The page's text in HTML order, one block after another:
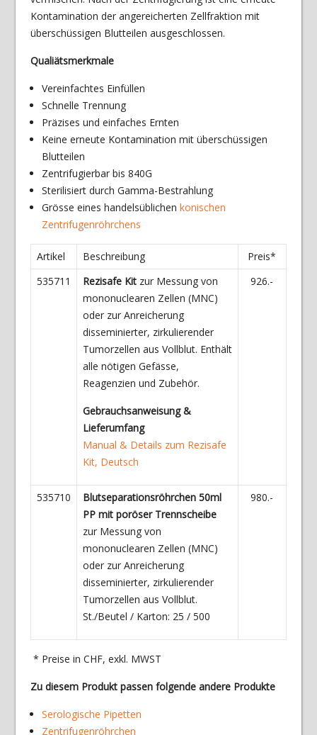
Kontamination der angereicherten Zellfraktion mit
überschüssigen Blutteilen ausgeschlossen.
Qualiätsmerkmale
Vereinfachtes Einfüllen
Schnelle Trennung
Präzises und einfaches Ernten
Keine erneute Kontamination mit überschüssigen
Blutteilen
Zentrifugierbar bis 840G
Sterilisiert durch Gamma-Bestrahlung
Grösse eines handelsüblichen konischen
Zentrifugenröhrchens
Artikel Beschreibung
Preis*
535711
Rezisafe Kitzur Messung von
mononuclearen Zellen (MNC)
oder zur Anreicherung
disseminierter, zirkulierender
Tumorzellen aus Vollblut. Enthält
alle nötigen Gefässe,
Reagenzien und Zubehör.
Gebrauchsanweisung &
Lieferumfang
Manual & Details zum Rezisafe
Kit, Deutsch
926.-
535710
Blutseparationsröhrchen 50ml
PP mit poröser Trennscheibe
zur Messung von
mononuclearen Zellen (MNC)
oder zur Anreicherung
disseminierter, zirkulierender
Tumorzellen aus Vollblut.
St./Beutel / Karton: 25 / 500
980.-
* Preise in CHF, exkl. MWST
Zu diesem Produkt passen folgende andere Produkte
Serologische Pipetten
Zentrifugenröhrchen